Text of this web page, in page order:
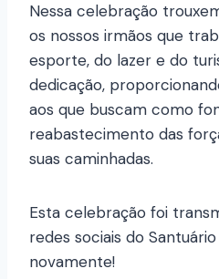
Nessa celebração
os nossos irmãos que
esporte, do lazer e do
dedicação,
aos que buscam como
reabastecimento das
suas caminhadas.
Esta celebração foi
redes sociais do
novamente!